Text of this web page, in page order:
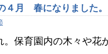
４月 春になりました。
。保育園内の木々や花